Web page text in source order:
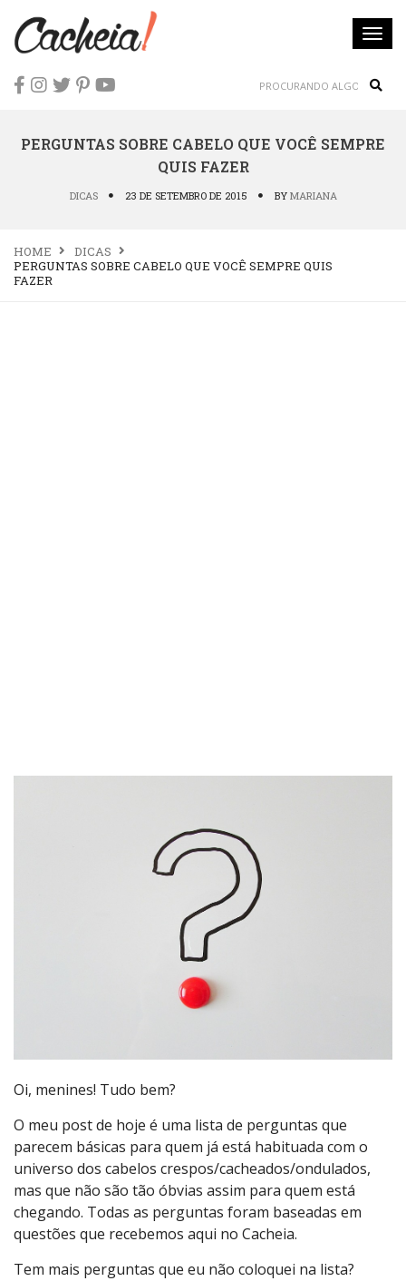
PERGUNTAS SOBRE CABELO QUE VOCÊ SEMPRE
QUIS FAZER
DICAS 23 DE SETEMBRO DE 2015 BY MARIANA
HOME
DICAS
PERGUNTAS SOBRE CABELO QUE VOCÊ SEMPRE QUIS
FAZER
Oi, menines! Tudo bem?
O meu post de hoje é uma lista de perguntas que
parecem básicas para quem já está habituada com o
universo dos cabelos crespos/cacheados/ondulados,
mas que não são tão óbvias assim para quem está
chegando. Todas as perguntas foram baseadas em
questões que recebemos aqui no Cacheia.
Tem mais perguntas que eu não coloquei na lista?